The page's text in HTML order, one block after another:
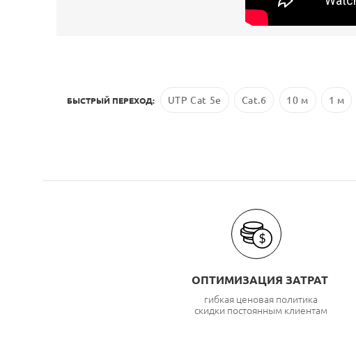
БЫСТРЫЙ ПЕРЕХОД: UTP Cat 5e Cat.6 10 м 1 м
ОПТИМИЗАЦИЯ ЗАТРАТ
гибкая ценовая политика
скидки постоянным клиентам